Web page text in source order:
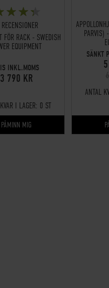
85%
RECENSIONER
FÖR RACK - SWEDISH
EQUIPMENT
INKL.MOMS
3 790 KR
I LAGER: 0 ST
PÅMINN MIG
PARVIS)
SÄNKT
ANTAL